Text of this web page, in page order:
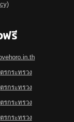
ฟรี
รกระทรวง
รกระทรวง
รกระทรวง
รกระทรวง